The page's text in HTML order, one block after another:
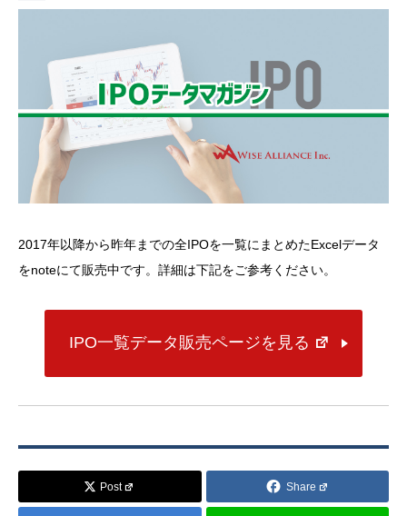
2017年以降から昨年までの全IPOを一覧にまとめたExcelデータ
をnoteにて販売中です。詳細は下記をご参考ください。
IPO一覧データ販売ページを見る
Post Share